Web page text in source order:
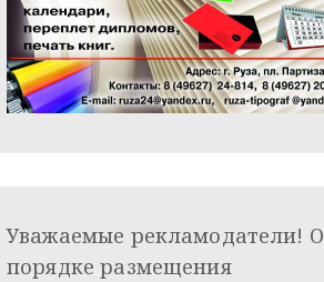
Уважаемые рекламодатели! О
порядке размещения